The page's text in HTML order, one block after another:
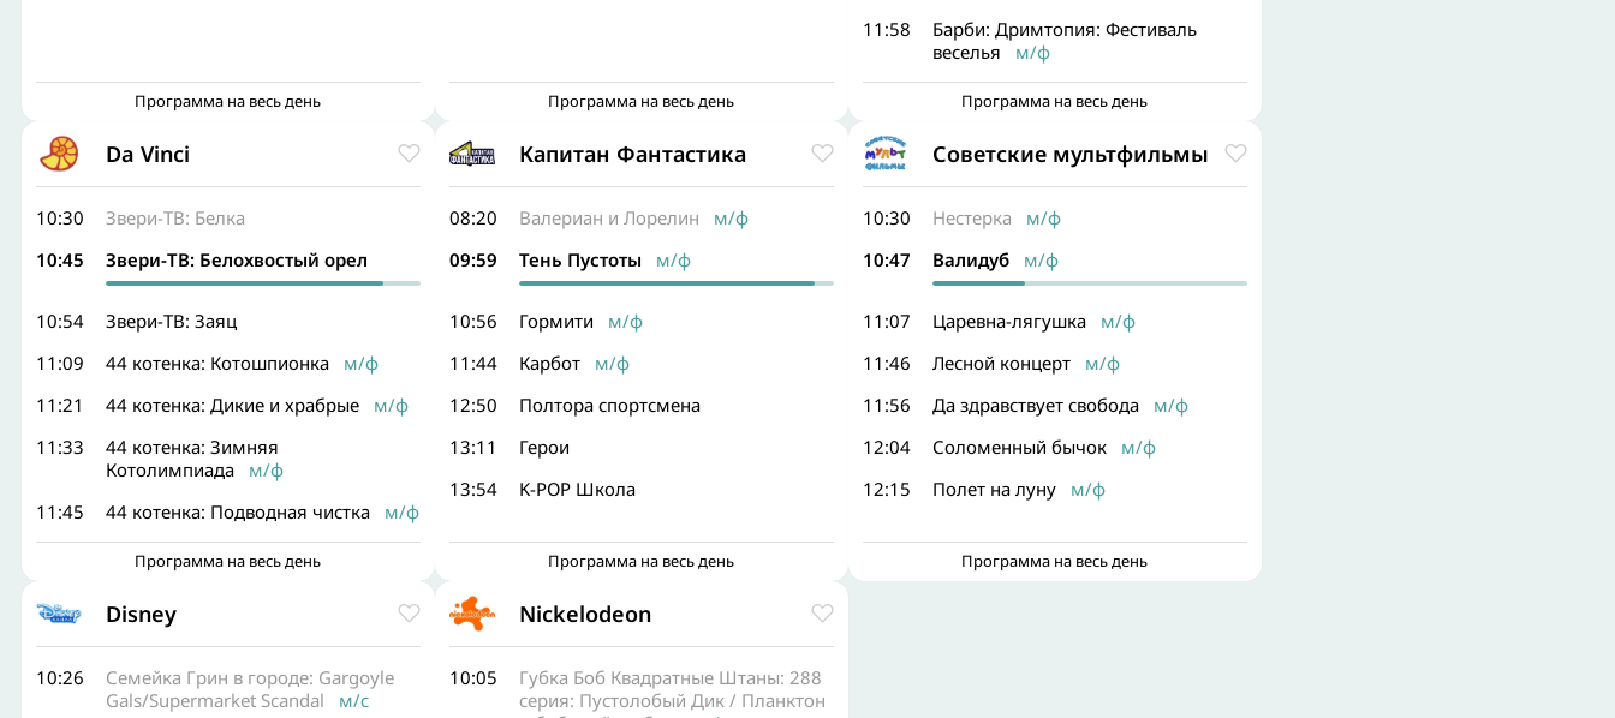
Программа на весь день Программа на весь день
11:58
Барби: Дримтопия: Фестиваль
веселья м/ф
Программа на весь день
Da Vinci
10:30
Звери-ТВ: Белка
10:45
Звери-ТВ: Белохвостый орел
10:54
Звери-ТВ: Заяц
11:09
44 котенка: Котошпионка м/ф
11:21
44 котенка: Дикие и храбрые м/ф
11:33
44 котенка: Зимняя
Котолимпиада м/ф
11:45
44 котенка: Подводная чистка м/ф
Программа на весь день
Капитан Фантастика
08:20 Валериан и Лорелин м/ф
09:59
Тень Пустоты м/ф
10:56 Гормити м/ф
11:44
Карботм/ф
12:50
Полтора спортсмена
13:11
Герои
13:54
K-PОР Школа
Программа на весь день
Советские мультфильмы
10:30 Нестерка м/ф
10:47
Валидубм/ф
11:07 Царевна-лягушкам/ф
11:46
Лесной концертм/ф
11:56
Да здравствует свободам/ф
12:04
Соломенный бычокм/ф
12:15
Полет на лунум/ф
Программа на весь день
Disney
10:26
Семейка Грин в городе: Gargoyle
Gals/Supermarket Scandal м/с
Nickelodeon
10:05
Губка Боб Квадратные Штаны: 288
серия: Пустолобый Дик / Планктон